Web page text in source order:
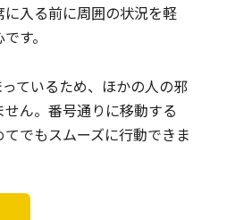
入る前に周囲の状況を軽
す。
ているため、ほかの人の邪
ん。番号通りに移動する
でもスムーズに行動できま